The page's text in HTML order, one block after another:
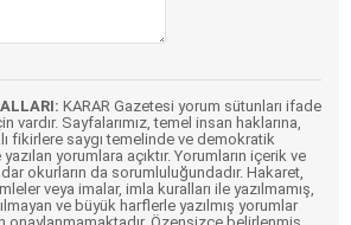
KARAR Gazetesi yorum sütunları ifade
vardır. Sayfalarımız, temel insan haklarına,
fikirlere saygı temelinde ve demokratik
yorumlara açıktır. Yorumların içerik ve
okurların da sorumluluğundadır. Hakaret,
veya imalar, imla kuralları ile yazılmamış,
ve büyük harflerle yazılmış yorumlar